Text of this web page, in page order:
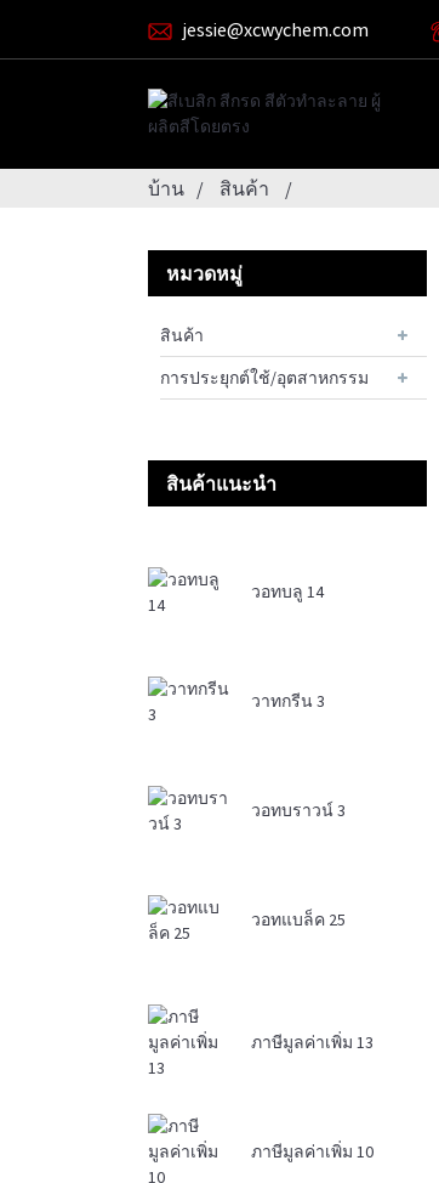
jessie@xcwychem.com
บ้าน สินค้า
หมวดหมู่
สินค้า
การประยุกต์ใช้/อุตสาหกรรม
สินค้าแนะนำ
วอทบลู 14
วาทกรีน 3
วอทบราวน์ 3
วอทแบล็ค 25
ภาษีมูลค่าเพิ่ม 13
ภาษีมูลค่าเพิ่ม 10